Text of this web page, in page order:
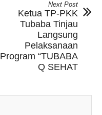
Next Post
Ketua TP-PKK
Tubaba Tinjau
Langsung
Pelaksanaan
Program “TUBABA
Q SEHAT